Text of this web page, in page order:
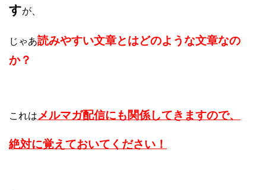
すが、
じゃあ読みやすい文章とはどのような文章なの
か？
これは メルマガ配信にも関係してきますので、
絶対に覚えておいてください！